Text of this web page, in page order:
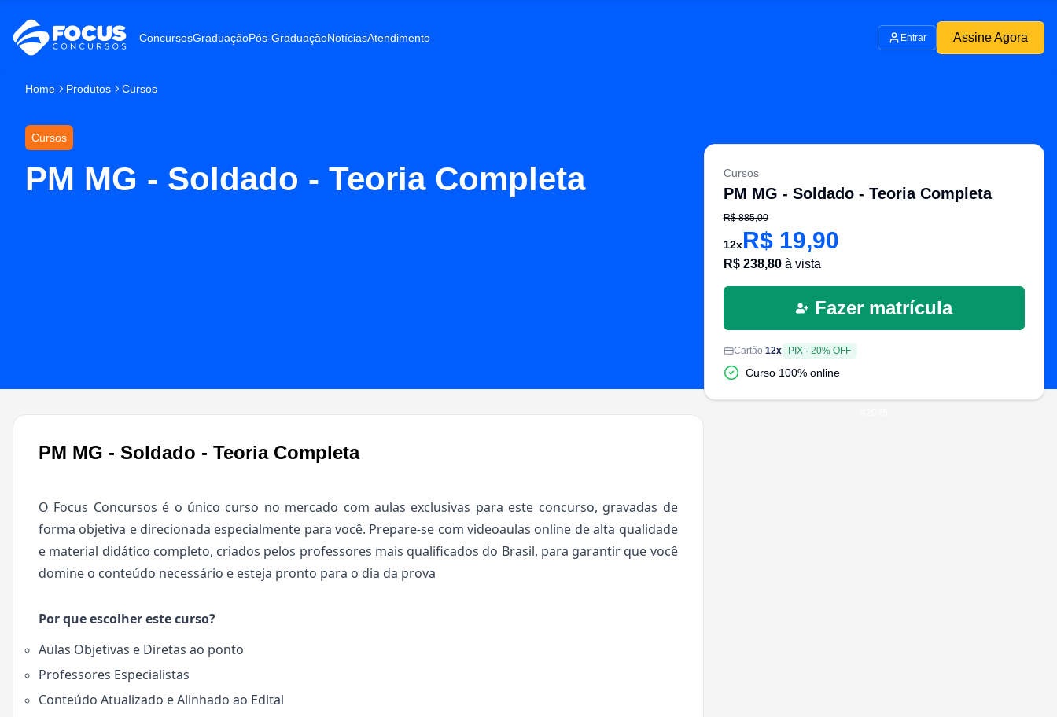
ConcursosGraduaçãoPós-GraduaçãoNotíciasAtendimento Entrar Assine Agora
Home Produtos Cursos
Cursos
PM MG - Soldado - Teoria Completa
PM MG - Soldado - Teoria Completa
O Focus Concursos é o único curso no mercado com aulas exclusivas para este concurso, gravadas de
forma objetiva e direcionada especialmente para você. Prepare-se com videoaulas online de alta qualidade
e material didático completo, criados pelos professores mais qualificados do Brasil, para garantir que você
domine o conteúdo necessário e esteja pronto para o dia da prova
Por que escolher este curso?
Aulas Objetivas e Diretas ao ponto
Professores Especialistas
Conteúdo Atualizado e Alinhado ao Edital
Cursos
PM MG - Soldado - Teoria Completa
R$885,00
12xR$ 19,90
R$ 238,80à vista
Fazer matrícula
Cartão 12x PIX· 20% OFF
Curso 100% online